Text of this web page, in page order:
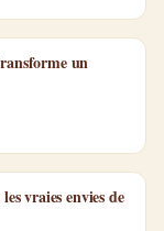
un
vraies envies de